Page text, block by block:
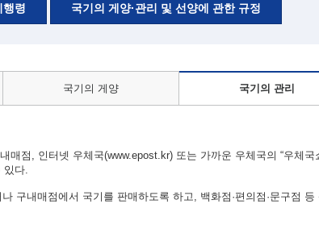
행령 국기의 게양·관리 및 선양에 관한 규정
국기의 게양 국기의 관리
매점, 인터넷 우체국(www.epost.kr) 또는 가까운 우체국의 “우체국
있다.
구내매점에서 국기를 판매하도록 하고, 백화점·편의점·문구점 등